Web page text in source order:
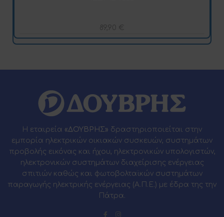
89,90 €
Η εταιρεία «ΔΟΥΒΡΗΣ» δραστηριοποιείται στην
εμπορία ηλεκτρικών οικιακών συσκευών, συστημάτων
προβολής εικόνας και ήχου, ηλεκτρονικών υπολογιστών,
ηλεκτρονικών συστημάτων διαχείρισης ενέργειας
σπιτιών καθώς και φωτοβολταϊκών συστημάτων
παραγωγής ηλεκτρικής ενέργειας (Α.Π.Ε.) με έδρα της την
Πάτρα.